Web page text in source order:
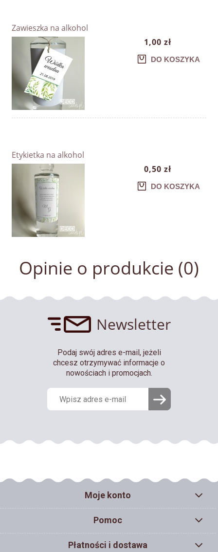
Zawieszka na alkohol
1,00 zł
DO KOSZYKA
Etykietka na alkohol
0,50 zł
DO KOSZYKA
Opinie o produkcie (0)
Newsletter
Podaj swój adres e-mail, jeżeli
chcesz otrzymywać informacje o
nowościach i promocjach.
Moje konto
Pomoc
Płatności i dostawa